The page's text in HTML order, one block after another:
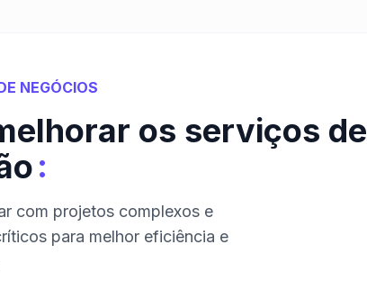
NEGÓCIOS
os serviços de
:
com projetos complexos e
para melhor eficiência e